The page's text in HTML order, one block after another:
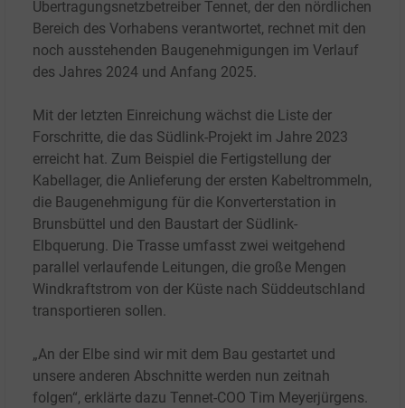
Übertragungsnetzbetreiber Tennet, der den nördlichen
Bereich des Vorhabens verantwortet, rechnet mit den
noch ausstehenden Baugenehmigungen im Verlauf
des Jahres 2024 und Anfang 2025.
Mit der letzten Einreichung wächst die Liste der
Forschritte, die das Südlink-Projekt im Jahre 2023
erreicht hat. Zum Beispiel die Fertigstellung der
Kabellager, die Anlieferung der ersten Kabeltrommeln,
die Baugenehmigung für die Konverterstation in
Brunsbüttel und den Baustart der Südlink-
Elbquerung. Die Trasse umfasst zwei weitgehend
parallel verlaufende Leitungen, die große Mengen
Windkraftstrom von der Küste nach Süddeutschland
transportieren sollen.
„An der Elbe sind wir mit dem Bau gestartet und
unsere anderen Abschnitte werden nun zeitnah
folgen“, erklärte dazu Tennet-COO Tim Meyerjürgens.